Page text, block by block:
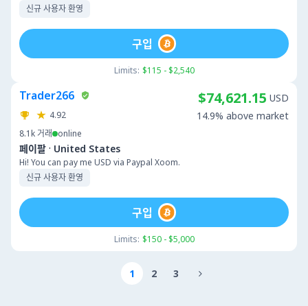
신규 사용자 환영
Limits: $115 - $2,540
구입
Trader266
4.92
8.1k 거래 online
페이팔 · United States
Hi! You can pay me USD via Paypal Xoom.
신규 사용자 환영
$74,621.15 USD
14.9% above market
Limits: $150 - $5,000
구입
1 2 3 